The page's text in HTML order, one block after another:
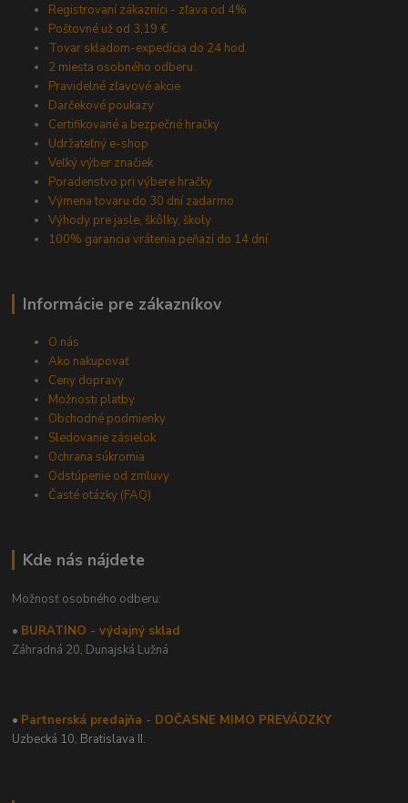
Registrovaní zákazníci - zľava od 4%
Poštovné už od 3,19 €
Tovar skladom-expedícia do 24 hod.
2 miesta osobného odberu
Pravidelné zľavové akcie
Darčekové poukazy
Certifikované a bezpečné hračky
Udržateľný e-shop
Veľký výber značiek
Poradenstvo pri výbere hračky
Výmena tovaru do 30 dní zadarmo
Výhody pre jasle, škôlky, školy
100% garancia vrátenia peňazí do 14 dní
Informácie pre zákazníkov
O nás
Ako nakupovať
Ceny dopravy
Možnosti platby
Obchodné podmienky
Sledovanie zásielok
Ochrana súkromia
Odstúpenie od zmluvy
Časté otázky (FAQ)
Kde nás nájdete
Možnosť osobného odberu:
• BURATINO - výdajný sklad
Záhradná 20, Dunajská Lužná
• Partnerská predajňa - DOČASNE MIMO PREVÁDZKY
Uzbecká 10, Bratislava II.